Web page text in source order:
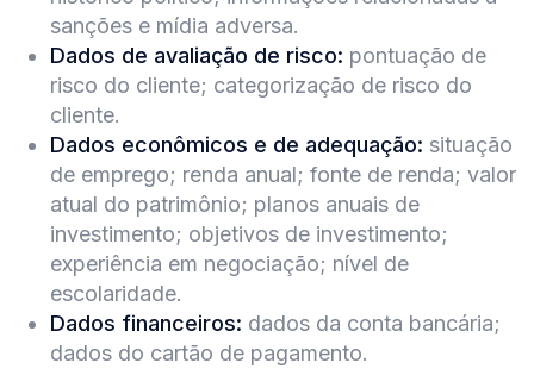
sanções e mídia adversa.
Dados de avaliação de risco: pontuação de
risco do cliente; categorização de risco do
cliente.
Dados econômicos e de adequação: situação
de emprego; renda anual; fonte de renda; valor
atual do patrimônio; planos anuais de
investimento; objetivos de investimento;
experiência em negociação; nível de
escolaridade.
Dados financeiros: dados da conta bancária;
dados do cartão de pagamento.